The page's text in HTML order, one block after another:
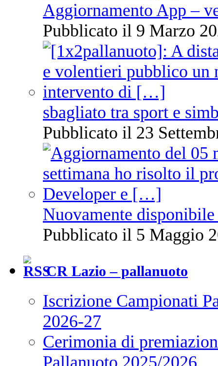
Aggiornamento App –
Pubblicato il 9 Marzo
sbagliato tra sport e
Pubblicato il 23
Nuovamente
Pubblicato il 5 Maggio
CR Lazio – pallanuoto
Iscrizione Campionati
2026-27
Cerimonia di
Pallanuoto 2025/2026